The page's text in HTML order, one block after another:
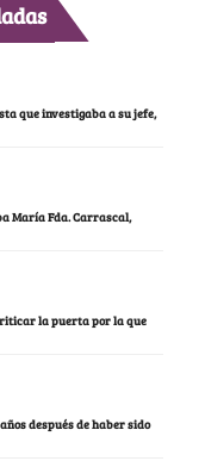
que investigaba a su jefe,
María Fda. Carrascal,
la puerta por la que
después de haber sido